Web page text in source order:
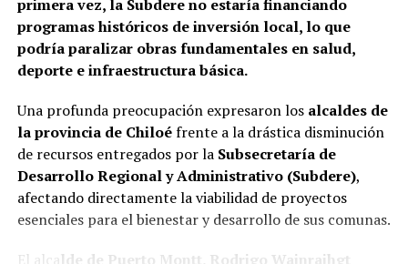
primera vez, la Subdere no estaría financiando
programas históricos de inversión local, lo que
podría paralizar obras fundamentales en salud,
deporte e infraestructura básica.
Una profunda preocupación expresaron los alcaldes de
la provincia de Chiloéfrente a la drástica disminución
de recursos entregados por la Subsecretaría de
Desarrollo Regional y Administrativo (Subdere),
afectando directamente la viabilidad de proyectos
esenciales para el bienestar y desarrollo de sus comunas.
El alca lde de Puerto Montt, Rodrigo Wainraihgt